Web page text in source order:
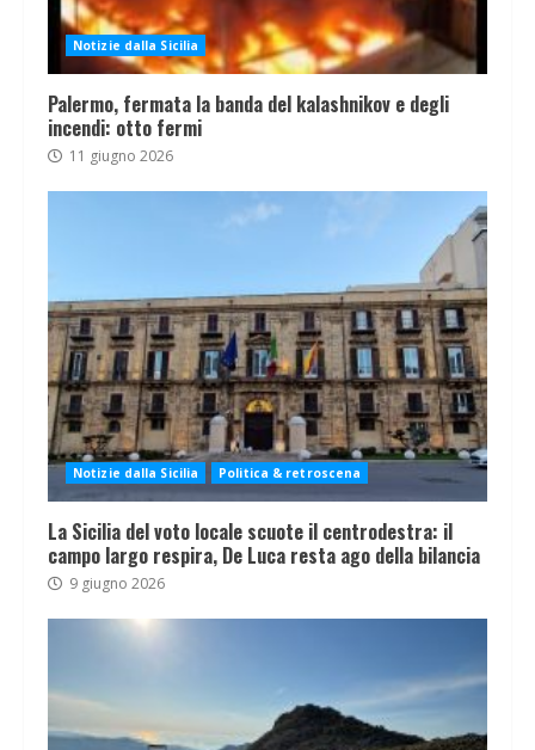
Notizie dalla Sicilia
Palermo, fermata la banda del kalashnikov e degli
incendi: otto fermi
11 giugno 2026
Notizie dalla Sicilia Politica & retroscena
La Sicilia del voto locale scuote il centrodestra: il
campo largo respira, De Luca resta ago della bilancia
9 giugno 2026